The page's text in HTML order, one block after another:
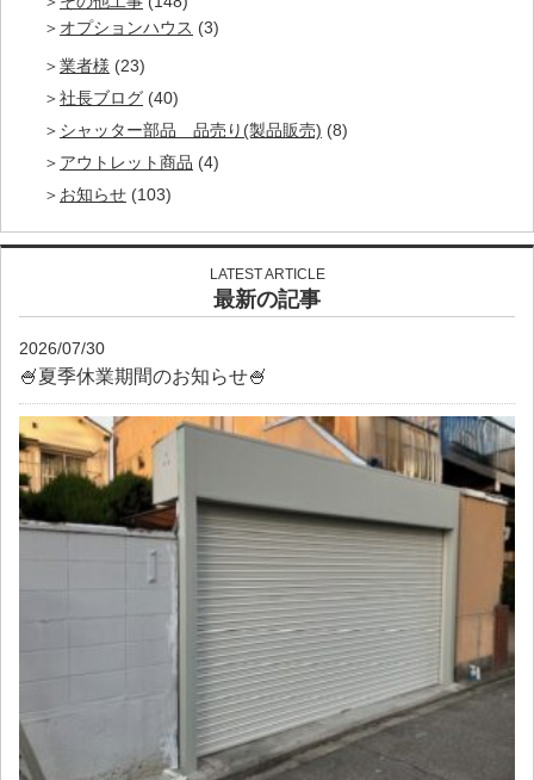
オプションハウス (3)
業者様 (23)
社長ブログ (40)
シャッター部品 品売り(製品販売) (8)
アウトレット商品 (4)
お知らせ (103)
LATEST ARTICLE
最新の記事
2026/07/30
🍧夏季休業期間のお知らせ🍧